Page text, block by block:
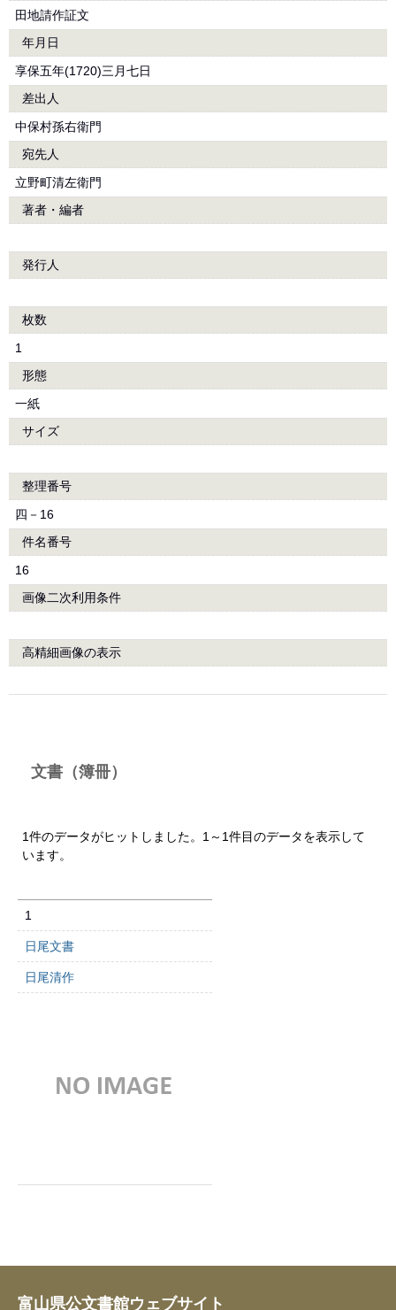
田地請作証文
年月日
享保五年(1720)三月七日
差出人
中保村孫右衛門
宛先人
立野町清左衛門
著者・編者
発行人
枚数
1
形態
一紙
サイズ
整理番号
四－16
件名番号
16
画像二次利用条件
高精細画像の表示
文書（簿冊）
1件のデータがヒットしました。1～1件目のデータを表示して
います。
1
日尾文書
日尾清作
富山県公文書館ウェブサイト